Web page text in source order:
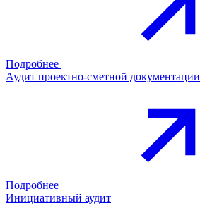
Подробнее
Аудит проектно-сметной документации
Подробнее
Инициативный аудит